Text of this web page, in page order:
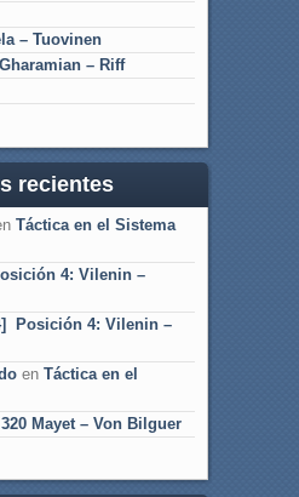
– Tuovinen
– Riff
recientes
Táctica en el Sistema
4: Vilenin –
Posición 4: Vilenin –
en Táctica en el
Mayet – Von Bilguer